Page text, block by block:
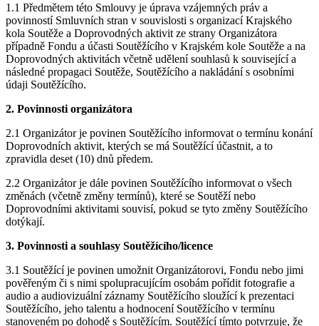
1.1 Předmětem této Smlouvy je úprava vzájemných práv a
povinností Smluvních stran v souvislosti s organizací Krajského
kola Soutěže a Doprovodných aktivit ze strany Organizátora
případně Fondu a účasti Soutěžícího v Krajském kole Soutěže a na
Doprovodných aktivitách včetně udělení souhlasů k související a
následné propagaci Soutěže, Soutěžícího a nakládání s osobními
údaji Soutěžícího.
2. Povinnosti organizátora
2.1 Organizátor je povinen Soutěžícího informovat o termínu konání
Doprovodních aktivit, kterých se má Soutěžící účastnit, a to
zpravidla deset (10) dnů předem.
2.2 Organizátor je dále povinen Soutěžícího informovat o všech
změnách (včetně změny termínů), které se Soutěží nebo
Doprovodními aktivitami souvisí, pokud se tyto změny Soutěžícího
dotýkají.
3. Povinnosti a souhlasy Soutěžícího/licence
3.1 Soutěžící je povinen umožnit Organizátorovi, Fondu nebo jimi
pověřeným či s nimi spolupracujícím osobám pořídit fotografie a
audio a audiovizuální záznamy Soutěžícího sloužící k prezentaci
Soutěžícího, jeho talentu a hodnocení Soutěžícího v termínu
stanoveném po dohodě s Soutěžícím. Soutěžící tímto potvrzuje, že